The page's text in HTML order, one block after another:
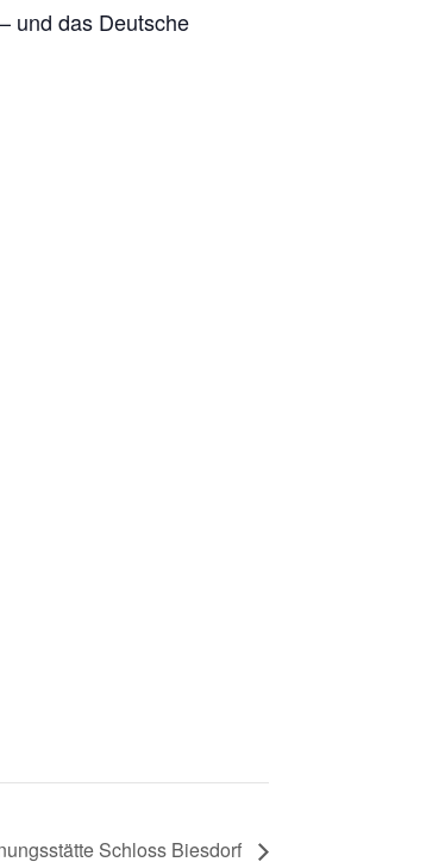
und das Deutsche
Schloss Biesdorf